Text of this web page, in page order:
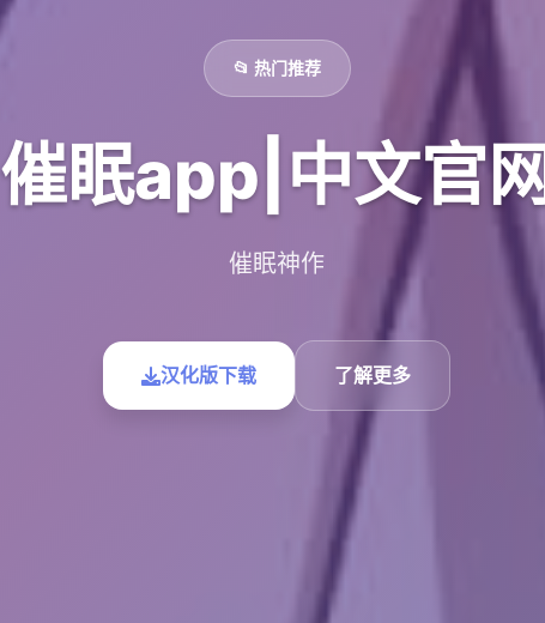
📂 热门推荐
催眠app|中文官
催眠神作
汉化版下载 了解更多